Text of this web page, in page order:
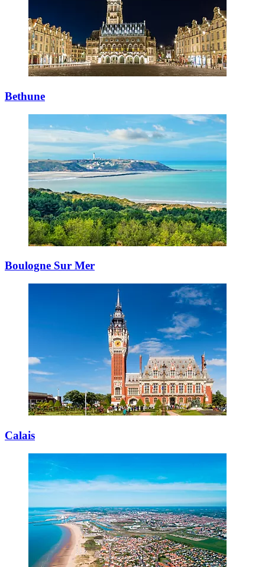
Bethune
Boulogne Sur Mer
Calais